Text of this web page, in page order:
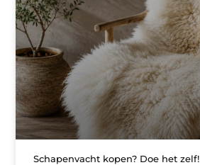
Schapenvacht kopen? Doe het zelf!